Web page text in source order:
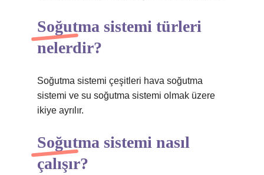
Soğutma sistemi türleri
nelerdir?
Soğutma sistemi çeşitleri hava soğutma
sistemi ve su soğutma sistemi olmak üzere
ikiye ayrılır.
Soğutma sistemi nasıl
çalışır?